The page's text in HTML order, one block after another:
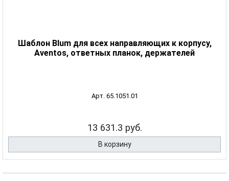
Шаблон Blum для всех направляющих к корпусу,
Aventos, ответных планок, держателей
Арт. 65.1051.01
13 631.3 руб.
В корзину